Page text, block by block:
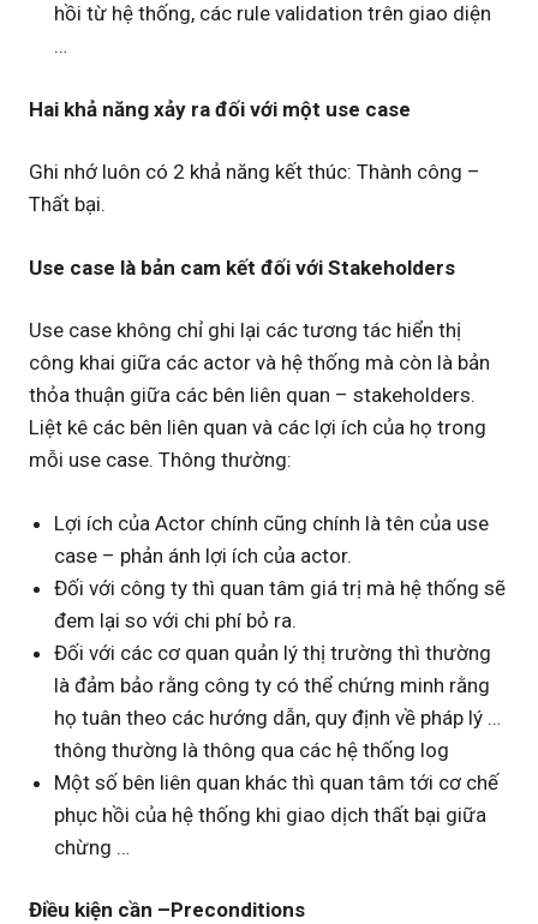
hồi từ hệ thống, các rule validation trên giao diện
…
Hai khả năng xảy ra đối với một use case
Ghi nhớ luôn có 2 khả năng kết thúc: Thành công –
Thất bại.
Use case là bản cam kết đối với Stakeholders
Use case không chỉ ghi lại các tương tác hiển thị
công khai giữa các actor và hệ thống mà còn là bản
thỏa thuận giữa các bên liên quan – stakeholders.
Liệt kê các bên liên quan và các lợi ích của họ trong
mỗi use case. Thông thường:
Lợi ích của Actor chính cũng chính là tên của use
case – phản ánh lợi ích của actor.
Đối với công ty thì quan tâm giá trị mà hệ thống sẽ
đem lại so với chi phí bỏ ra.
Đối với các cơ quan quản lý thị trường thì thường
là đảm bảo rằng công ty có thể chứng minh rằng
họ tuân theo các hướng dẫn, quy định về pháp lý …
thông thường là thông qua các hệ thống log
Một số bên liên quan khác thì quan tâm tới cơ chế
phục hồi của hệ thống khi giao dịch thất bại giữa
chừng …
Điều kiện cần –Preconditions